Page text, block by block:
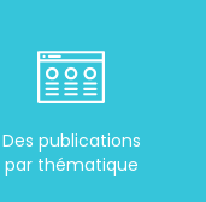
Des publications
par thématique